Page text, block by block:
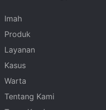
Imah
Produk
Layanan
Kasus
Warta
Tentang Kami